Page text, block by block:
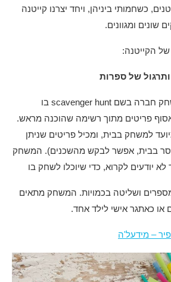
כשחמותי ביניהן, ויחד יצרנו קייטנה
הקייטנה:
של ספרות
משחק המבוסס על משחק חברה בשם scavenger hunt בו
פריטים מתוך רשימה שהוכנה מראש.
למשחק בבית, ומכיל פריטים שניתן
בבית, אפשר לבקש מהשכנים). המשחק
יודעים לקרוא, כדי שיוכלו לשחק בו
ושליטה בכמויות. המשחק מתאים
או כאתגר אישי לילד אחד.
– מידעל'ה